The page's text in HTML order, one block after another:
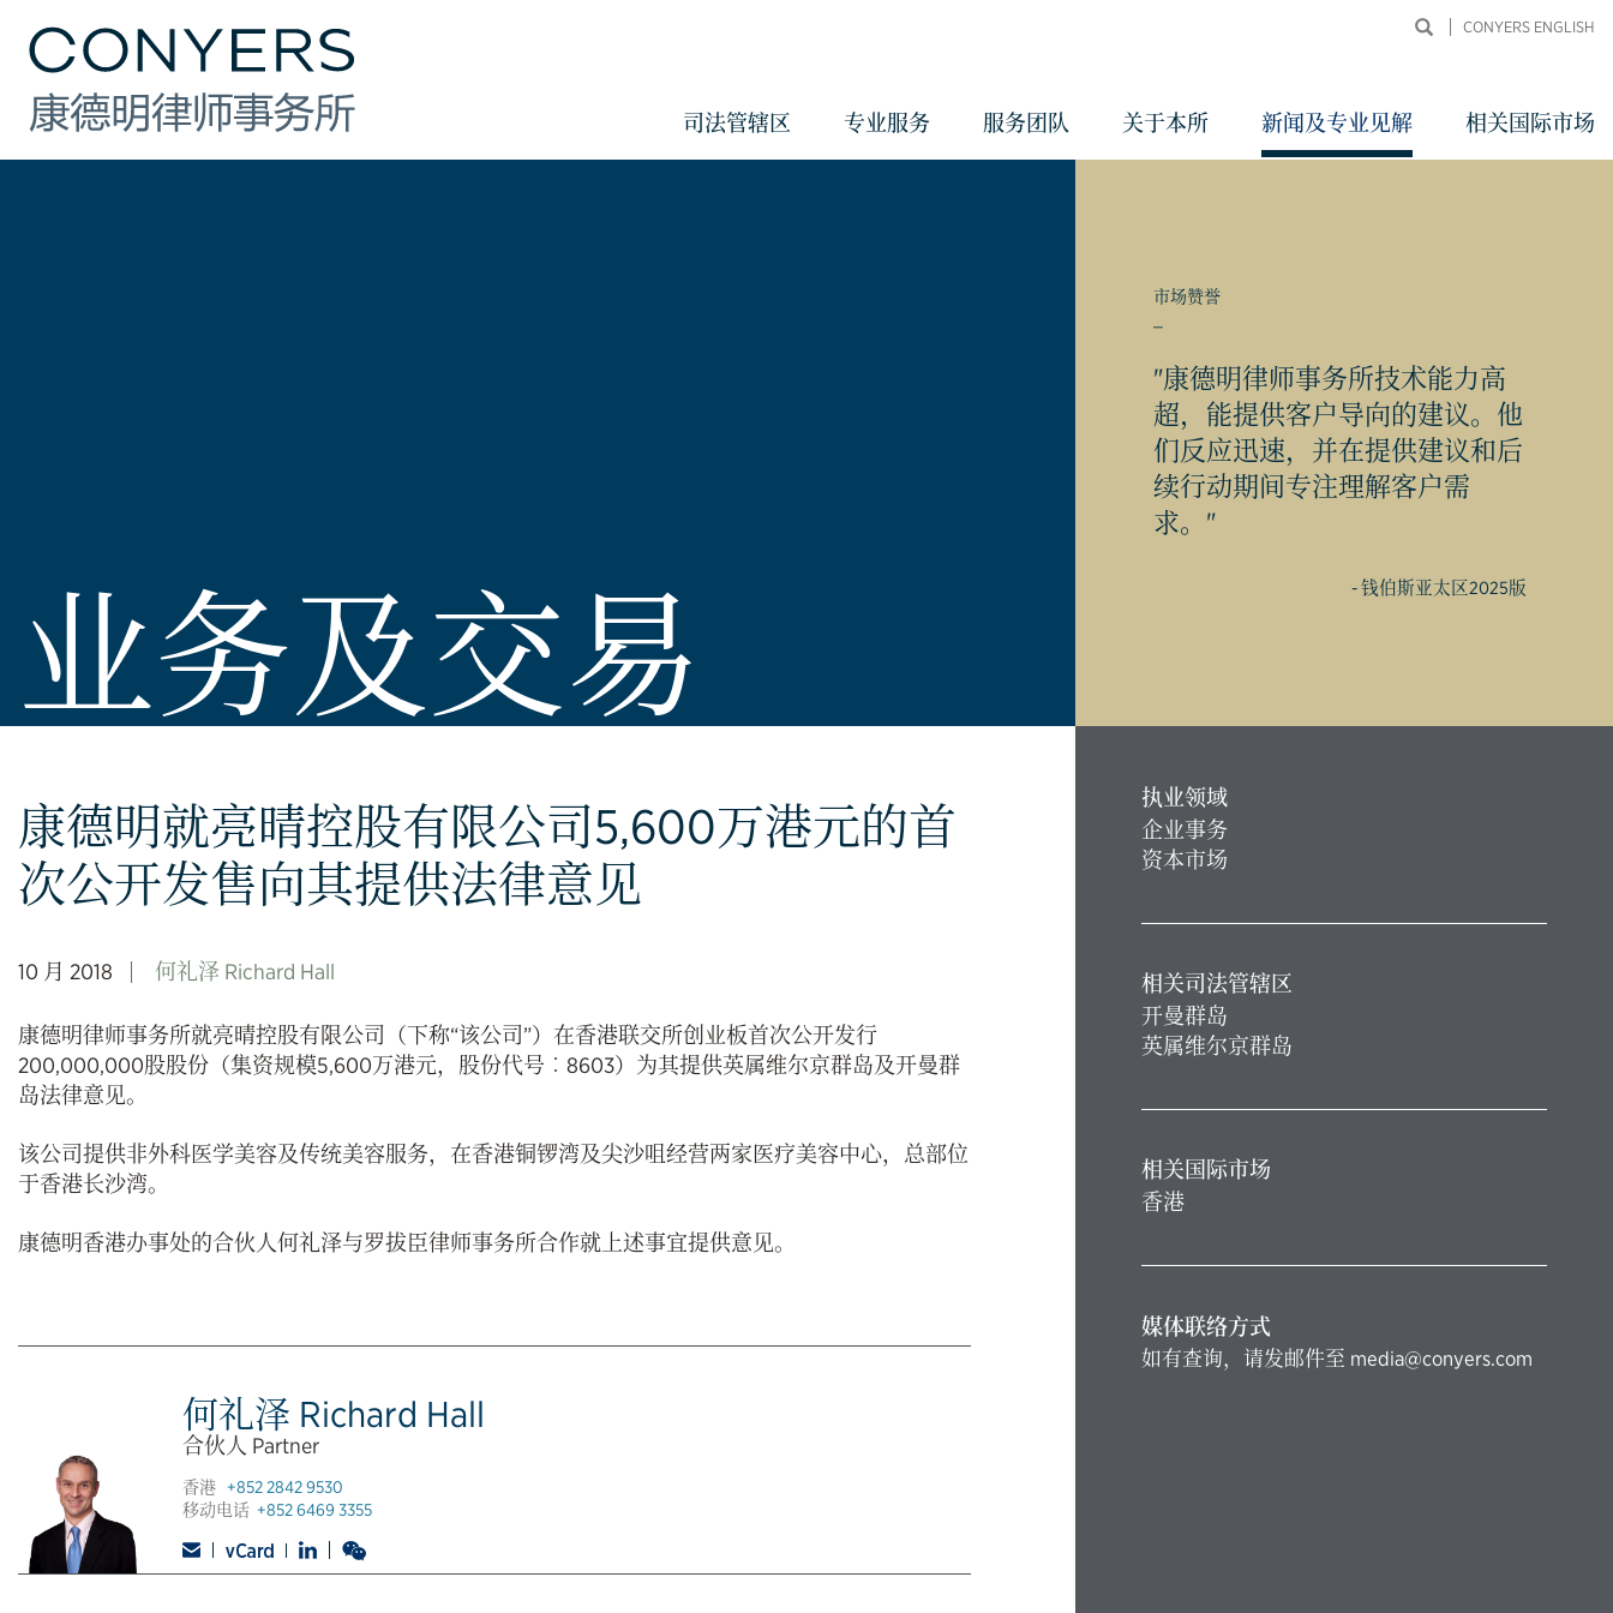
CONYERS ENGLISH
司法管辖区 专业服务 服务团队 关于本所 新闻及专业见解 相关国际市场
业务及交易
康德明就亮晴控股有限公司5,600万港元的首
次公开发售向其提供法律意见
10 月 2018 何礼泽 Richard Hall
康德明律师事务所就亮晴控股有限公司（下称“该公司”）在香港联交所创业板首次公开发行
200,000,000股股份（集资规模5,600万港元，股份代号︰8603）为其提供英属维尔京群岛及开曼群
岛法律意见。
该公司提供非外科医学美容及传统美容服务，在香港铜锣湾及尖沙咀经营两家医疗美容中心，总部位
于香港长沙湾。
康德明香港办事处的合伙人何礼泽与罗拔臣律师事务所合作就上述事宜提供意见。
何礼泽 Richard Hall
合伙人 Partner
香港+852 2842 9530
移动电话+852 6469 3355
市场赞誉
"康德明律师事务所技术能力高
超，能提供客户导向的建议。他
们反应迅速，并在提供建议和后
续行动期间专注理解客户需
求。"
- 钱伯斯亚太区2025版
执业领域
企业事务
资本市场
相关司法管辖区
开曼群岛
英属维尔京群岛
相关国际市场
香港
媒体联络方式
如有查询，请发邮件至 media@conyers.com